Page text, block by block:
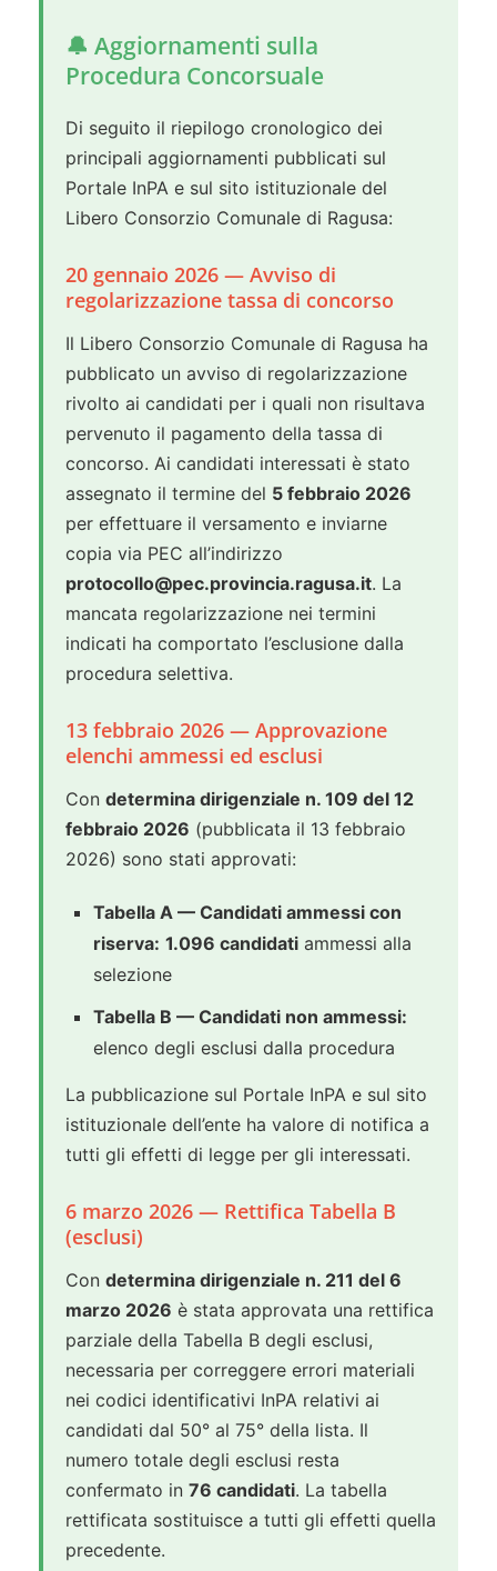
🔔 Aggiornamenti sulla
Procedura Concorsuale
Di seguito il riepilogo cronologico dei
principali aggiornamenti pubblicati sul
Portale InPA e sul sito istituzionale del
Libero Consorzio Comunale di Ragusa:
20 gennaio 2026 — Avviso di
regolarizzazione tassa di concorso
Il Libero Consorzio Comunale di Ragusa ha
pubblicato un avviso di regolarizzazione
rivolto ai candidati per i quali non risultava
pervenuto il pagamento della tassa di
concorso. Ai candidati interessati è stato
assegnato il termine del 5 febbraio 2026
per effettuare il versamento e inviarne
copia via PEC all’indirizzo
protocollo@pec.provincia.ragusa.it. La
mancata regolarizzazione nei termini
indicati ha comportato l’esclusione dalla
procedura selettiva.
13 febbraio 2026 — Approvazione
elenchi ammessi ed esclusi
Con determina dirigenziale n. 109 del 12
febbraio 2026 (pubblicata il 13 febbraio
2026) sono stati approvati:
Tabella A — Candidati ammessi con
riserva: 1.096 candidati ammessi alla
selezione
Tabella B — Candidati non ammessi:
elenco degli esclusi dalla procedura
La pubblicazione sul Portale InPA e sul sito
istituzionale dell’ente ha valore di notifica a
tutti gli effetti di legge per gli interessati.
6 marzo 2026 — Rettifica Tabella B
(esclusi)
Con determina dirigenziale n. 211 del 6
marzo 2026 è stata approvata una rettifica
parziale della Tabella B degli esclusi,
necessaria per correggere errori materiali
nei codici identificativi InPA relativi ai
candidati dal 50° al 75° della lista. Il
numero totale degli esclusi resta
confermato in 76 candidati. La tabella
rettificata sostituisce a tutti gli effetti quella
precedente.